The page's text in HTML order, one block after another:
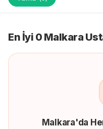
En İyi 0 Malkara
Malkara'da